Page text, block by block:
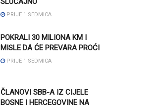
PRIJE 1 SEDMICA
POKRALI 30 MILIONA KM I
MISLE DA ĆE PREVARA PROĆI
PRIJE 1 SEDMICA
ČLANOVI SBB-A IZ CIJELE
BOSNE I HERCEGOVINE NA